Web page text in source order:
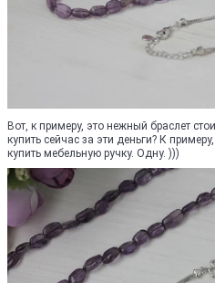
Вот, к примеру, это нежный браслет
купить сейчас за эти деньги? К
купить мебельную ручку. Одну. )))